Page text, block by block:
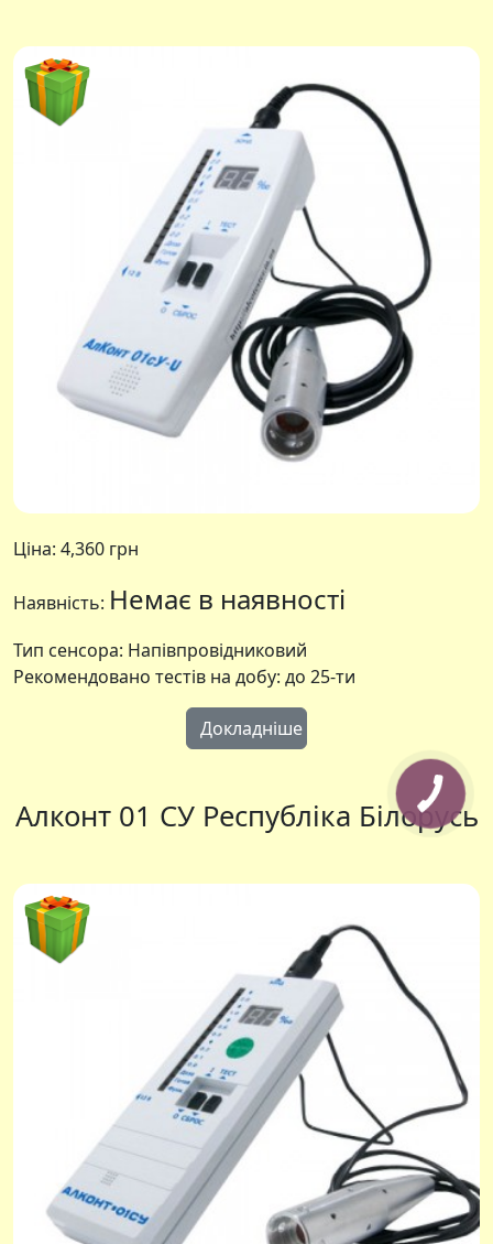
Ціна: 4,360 грн
Наявність: Немає в наявності
Тип сенсора: Напівпровідниковий
Рекомендовано тестів на добу: до 25-ти
Докладніше
Алконт 01 СУ Республіка Білорусь